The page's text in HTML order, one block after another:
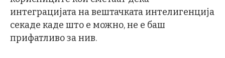
интеграцијата на вештачката интелигенција
секаде каде што е можно, не е баш
прифатливо за нив.